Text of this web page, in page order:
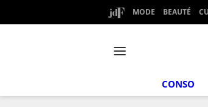
MODE BEAUTÉ
CONSO